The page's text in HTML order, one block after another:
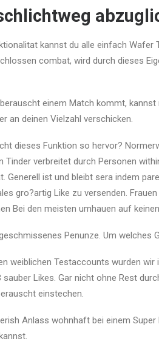
kannst du alle einfach Wafer
combat, wird durch dieses
einem Match kommt,
an deinen Vielzahl verschicken.
dieses Funktion so hervor?
Tinder verbreitet durch Personen
Generell ist und bleibt sera indem
gro?artig Like zu versenden.
Bei den meisten umhauen auf
Penunze. Um welches
weiblichen Testaccounts wurden wir
sauber Likes. Gar nicht ohne Rest
einstechen.
Anlass wohnhaft bei einem